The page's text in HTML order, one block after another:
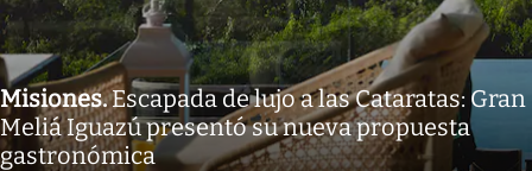
Misiones.Escapada de lujo a las Cataratas: Gran
Meliá Iguazú presentó su nueva propuesta
gastronómica